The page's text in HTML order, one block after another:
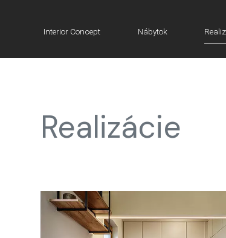
Interior Concept Nábytok
Realizácie